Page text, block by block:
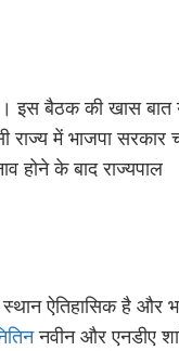
इस बैठक की खास
राज्य में भाजपा सरकार
होने के बाद राज्यपाल
ऐतिहासिक है और
नवीन और एनडीए